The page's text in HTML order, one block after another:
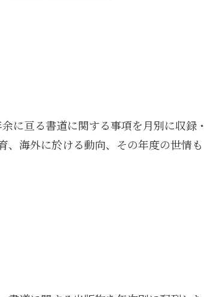
に亘る書道に関する事項を月別に収録・
、海外に於ける動向、その年度の世情も